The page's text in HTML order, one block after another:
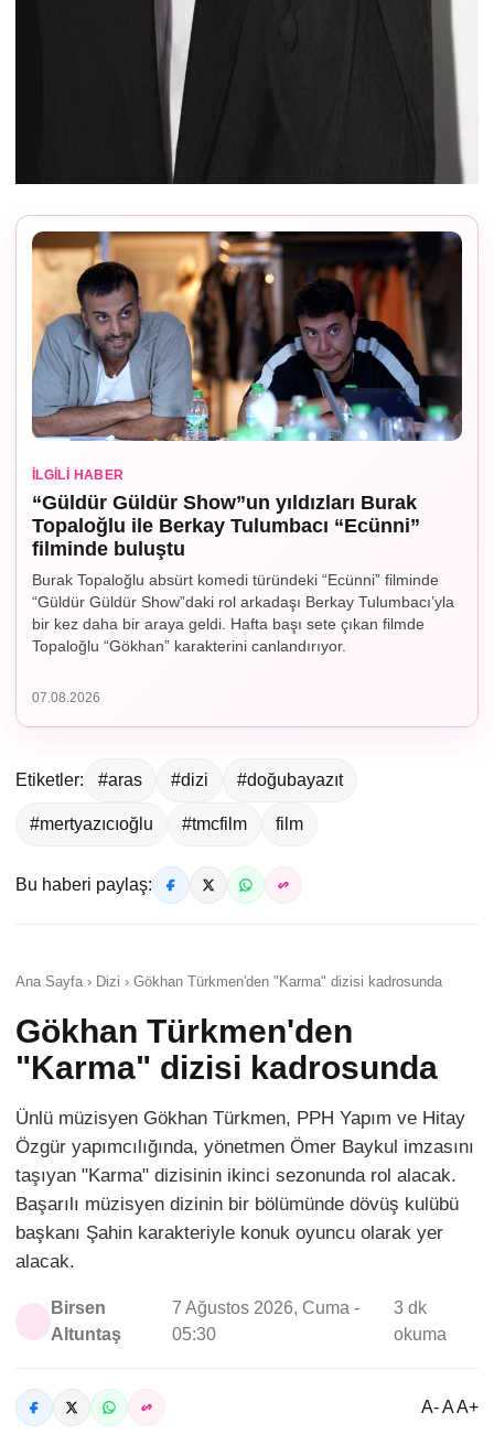
İLGILI HABER
“Güldür Güldür Show”un yıldızları Burak
Topaloğlu ile Berkay Tulumbacı “Ecünni”
filminde buluştu
Burak Topaloğlu absürt komedi türündeki “Ecünni” filminde
“Güldür Güldür Show”daki rol arkadaşı Berkay Tulumbacı’yla
bir kez daha bir araya geldi. Hafta başı sete çıkan filmde
Topaloğlu “Gökhan” karakterini canlandırıyor.
07.08.2026
Etiketler: #aras #dizi #doğubayazıt
#mertyazıcıoğlu #tmcfilm film
Bu haberi paylaş:
Ana Sayfa › Dizi › Gökhan Türkmen'den "Karma" dizisi kadrosunda
Gökhan Türkmen'den
"Karma" dizisi kadrosunda
Ünlü müzisyen Gökhan Türkmen, PPH Yapım ve Hitay
Özgür yapımcılığında, yönetmen Ömer Baykul imzasını
taşıyan "Karma" dizisinin ikinci sezonunda rol alacak.
Başarılı müzisyen dizinin bir bölümünde dövüş kulübü
başkanı Şahin karakteriyle konuk oyuncu olarak yer
alacak.
Birsen
Altuntaş
7 Ağustos 2026, Cuma -
05:30
3 dk
okuma
A- A A+